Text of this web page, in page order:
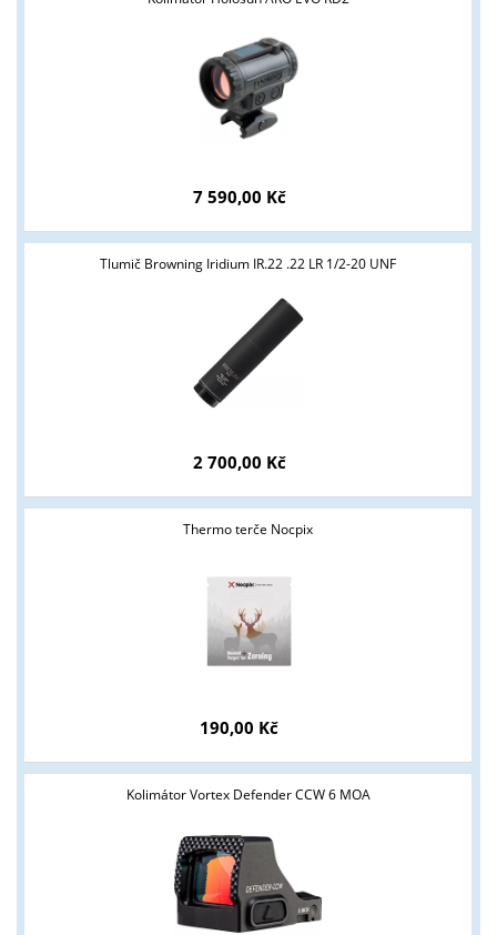
7 590,00 Kč
Tlumič Browning Iridium IR.22 .22 LR 1/2-20 UNF
2 700,00 Kč
Thermo terče Nocpix
190,00 Kč
Kolimátor Vortex Defender CCW 6 MOA
Tyto stránky jsou určeny pouze odborné veřejnosti od 18 let a
podnikatelům v oblasti zbraně a střelivo. Splňujete tyto
podmínky?
ANO NE